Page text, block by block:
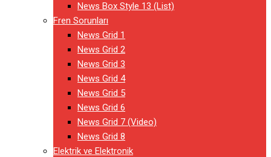
News Box Style 13 (List)
Fren Sorunları
News Grid 1
News Grid 2
News Grid 3
News Grid 4
News Grid 5
News Grid 6
News Grid 7 (Video)
News Grid 8
Elektrik ve Elektronik